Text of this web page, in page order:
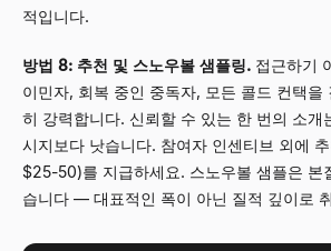
적입니다.
방법 8: 추천 및 스노우볼 샘플링. 접근하기
이민자, 회복 중인 중독자, 모든 콜드 컨택을
히 강력합니다. 신뢰할 수 있는 한 번의 소개
시지보다 낫습니다. 참여자 인센티브 외에
$25-50)를 지급하세요. 스노우볼 샘플은 본
습니다 — 대표적인 폭이 아닌 질적 깊이로